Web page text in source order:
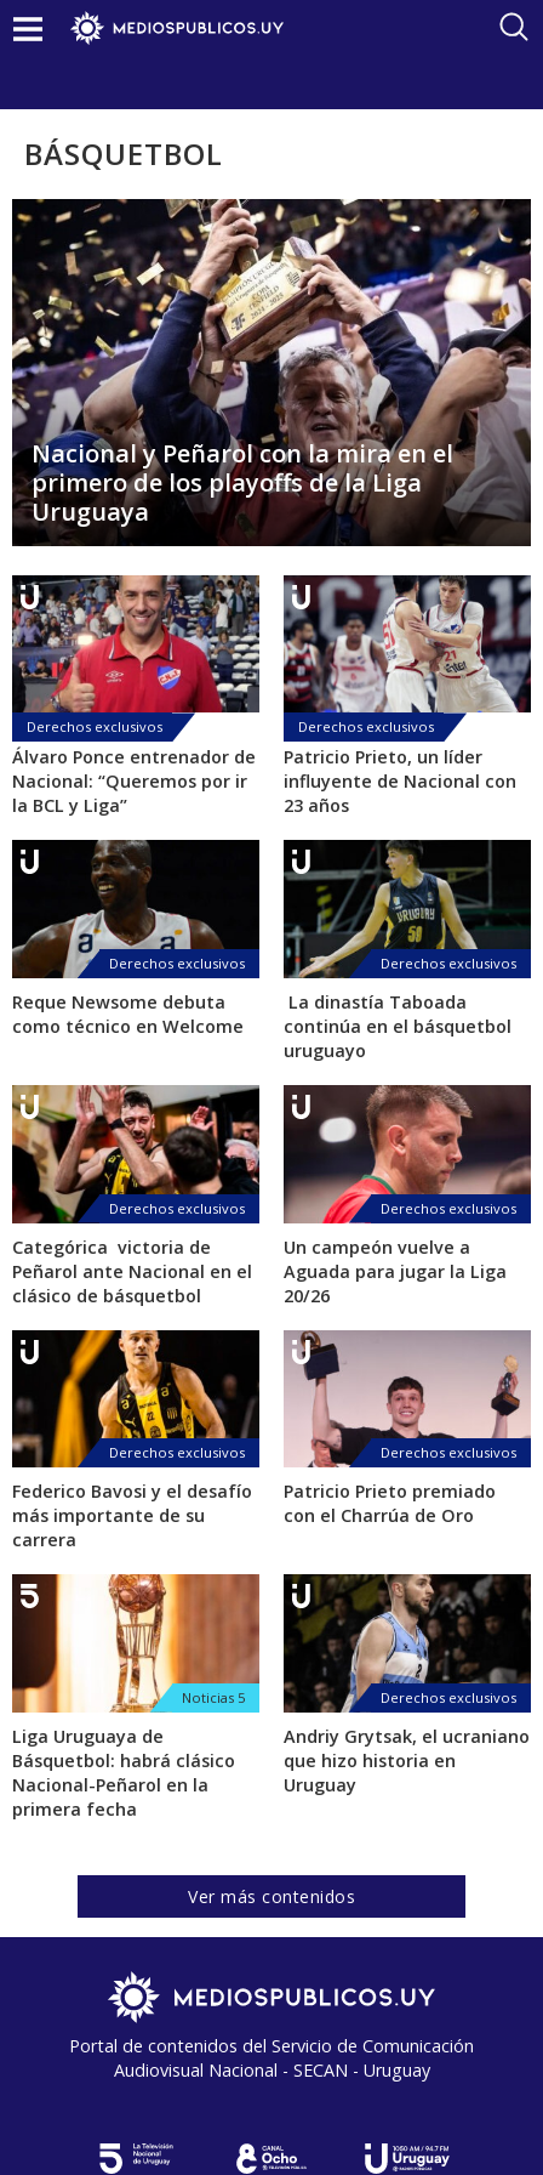
BÁSQUETBOL
Nacional y Peñarol con la mira en el
primero de los playoffs de la Liga
Uruguaya
Derechos exclusivos
Álvaro Ponce entrenador de
Nacional: “Queremos por ir
la BCL y Liga”
Derechos exclusivos
Patricio Prieto, un líder
influyente de Nacional con
23 años
Derechos exclusivos
Reque Newsome debuta
como técnico en Welcome
Derechos exclusivos
La dinastía Taboada
continúa en el básquetbol
uruguayo
Derechos exclusivos
Categórica victoria de
Peñarol ante Nacional en el
clásico de básquetbol
Derechos exclusivos
Un campeón vuelve a
Aguada para jugar la Liga
20/26
Derechos exclusivos
Federico Bavosi y el desafío
más importante de su
carrera
Derechos exclusivos
Patricio Prieto premiado
con el Charrúa de Oro
Noticias 5
Liga Uruguaya de
Básquetbol: habrá clásico
Nacional-Peñarol en la
primera fecha
Derechos exclusivos
Andriy Grytsak, el ucraniano
que hizo historia en
Uruguay
Ver más contenidos
Portal de contenidos del Servicio de Comunicación
Audiovisual Nacional - SECAN - Uruguay